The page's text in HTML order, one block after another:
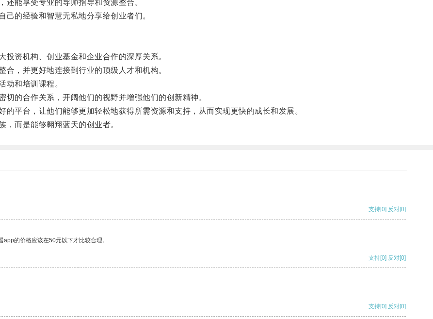
能享受专业的导师指导和资源整合。
的经验和智慧无私地分享给创业者们。
资机构、创业基金和企业合作的深厚关系。
，并更好地连接到行业的顶级人才和机构。
和培训课程。
的合作关系，开阔他们的视野并增强他们的创新精神。
平台，让他们能够更加轻松地获得所需资源和支持，从而实现更快的成长和发展。
而是能够翱翔蓝天的创业者。
支持[0] 反对[0]
的价格应该在50元以下才比较合理。
支持[0] 反对[0]
支持[0] 反对[0]